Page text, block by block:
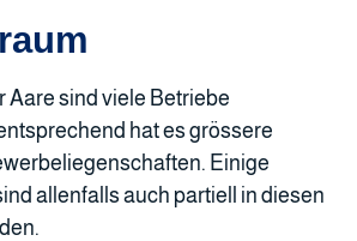
Aare sind viele Betriebe
hat es grössere
Einige
allenfalls auch partiell in diesen